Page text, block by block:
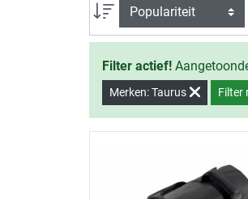
Sortering
Filter actief!
Merken: Taurus Filter